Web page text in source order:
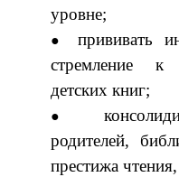
уровне;
прививать
стремление к
детских книг;
родителей,
престижа